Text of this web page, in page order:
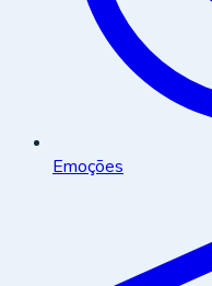
Emoções